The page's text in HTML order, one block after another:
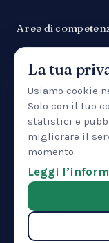
Aree di
Tutte le aree
Malattie da zecca
Anemia
Manifestazioni
Uveite
Insufficienza renale
Patologia epatica
IBD
Pancreatite
© 2026 CTMVET —
La tua
Usiamo cookie
Solo con il tuo
statistici e
migliorare il
momento.
Leggi